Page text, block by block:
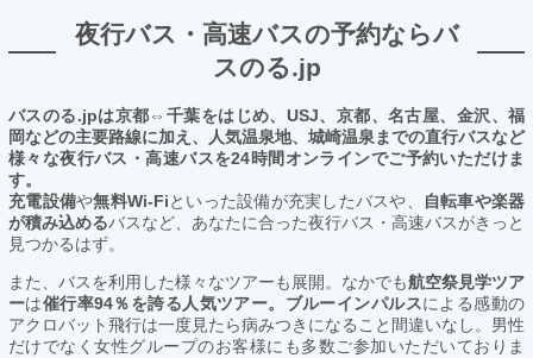
夜行バス・高速バスの予約ならバ
スのる.jp
バスのる.jpは京都⇔千葉をはじめ、USJ、京都、名古屋、金沢、福
岡などの主要路線に加え、人気温泉地、城崎温泉までの直行バスなど
様々な夜行バス・高速バスを24時間オンラインでご予約いただけま
す。
充電設備や無料Wi-Fiといった設備が充実したバスや、
自転車や楽器
が積み込めるバスなど、あなたに合った夜行バス・高速バスがきっと
見つかるはず。
また、バスを利用した様々なツアーも展開。なかでも航空祭見学ツア
ーは催行率94％を誇る人気ツアー。ブルーインパルスによる感動の
アクロバット飛行は一度見たら病みつきになること間違いなし。男性
だけでなく女性グループのお客様にも多数ご参加いただいておりま